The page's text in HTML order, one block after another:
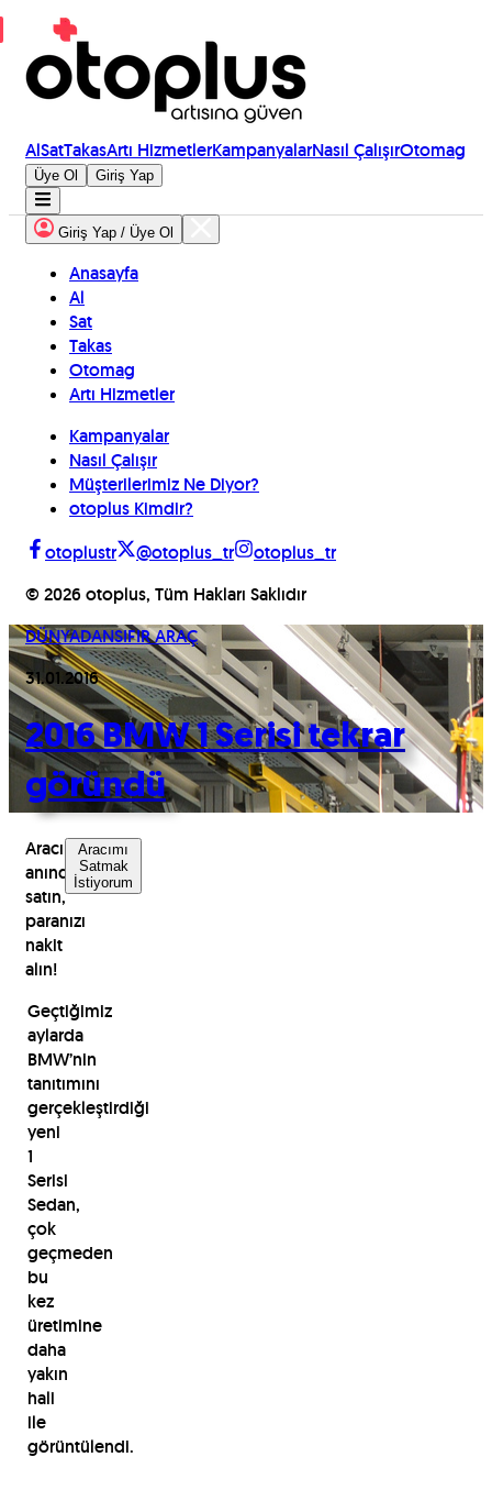
AlSatTakasArtı HizmetlerKampanyalarNasıl ÇalışırOtomag
Üye Ol Giriş Yap
Giriş Yap / Üye Ol
Anasayfa
Al
Sat
Takas
Otomag
Artı Hizmetler
Kampanyalar
Nasıl Çalışır
Müşterilerimiz Ne Diyor?
otoplus Kimdir?
otoplustr
@otoplus_tr
otoplus_tr
© 2026 otoplus, Tüm Hakları Saklıdır
DÜNYADANSIFIR ARAÇ
31.01.2016
2016 BMW 1 Serisi tekrar
göründü
Aracınızı
anında
satın,
paranızı
nakit
alın!
Aracımı
Satmak
İstiyorum
Geçtiğimiz
aylarda
BMW’nin
tanıtımını
gerçekleştirdiği
yeni
1
Serisi
Sedan,
çok
geçmeden
bu
kez
üretimine
daha
yakın
hali
ile
görüntülendi.